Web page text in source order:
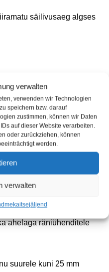
verwalten
verwenden wir Technologien
speichern bzw. darauf
zustimmen, können wir Daten
auf dieser Website verarbeiten.
oder zurückziehen, können
werden.
verwalten
jäljend
säilivusaeg algses
1 x pumba pihustuspea
mustuse ja ilmastiku
seente ja muude
ahelaga räniühenditele
suurele kuni 25 mm